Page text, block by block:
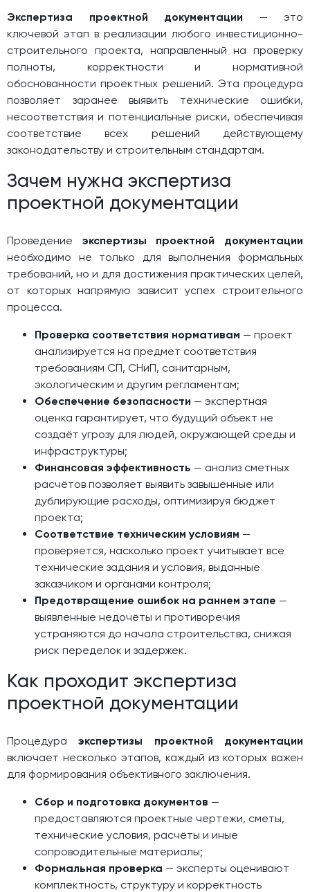
Экспертиза проектной документации — это
ключевой этап в реализации любого инвестиционно-
строительного проекта, направленный на проверку
полноты, корректности и нормативной
обоснованности проектных решений. Эта процедура
позволяет заранее выявить технические ошибки,
несоответствия и потенциальные риски, обеспечивая
соответствие всех решений действующему
законодательству и строительным стандартам.
Зачем нужна экспертиза
проектной документации
Проведение экспертизы проектной документации
необходимо не только для выполнения формальных
требований, но и для достижения практических целей,
от которых напрямую зависит успех строительного
процесса.
Проверка соответствия нормативам — проект
анализируется на предмет соответствия
требованиям СП, СНиП, санитарным,
экологическим и другим регламентам;
Обеспечение безопасности — экспертная
оценка гарантирует, что будущий объект не
создаёт угрозу для людей, окружающей среды и
инфраструктуры;
Финансовая эффективность — анализ сметных
расчётов позволяет выявить завышенные или
дублирующие расходы, оптимизируя бюджет
проекта;
Соответствие техническим условиям —
проверяется, насколько проект учитывает все
технические задания и условия, выданные
заказчиком и органами контроля;
Предотвращение ошибок на раннем этапе —
выявленные недочёты и противоречия
устраняются до начала строительства, снижая
риск переделок и задержек.
Как проходит экспертиза
проектной документации
Процедураэкспертизы проектной документации
включает несколько этапов, каждый из которых важен
для формирования объективного заключения.
Сбор и подготовка документов —
предоставляются проектные чертежи, сметы,
технические условия, расчёты и иные
сопроводительные материалы;
Формальная проверка — эксперты оценивают
комплектность, структуру и корректность